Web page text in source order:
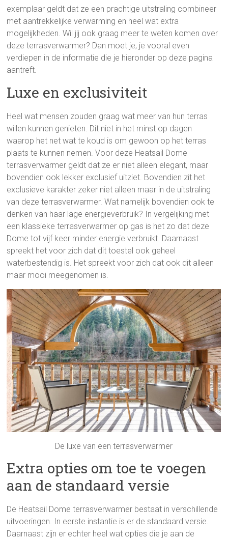
exemplaar geldt dat ze een prachtige uitstraling combineer
met aantrekkelijke verwarming en heel wat extra
mogelijkheden. Wil jij ook graag meer te weten komen over
deze terrasverwarmer? Dan moet je, je vooral even
verdiepen in de informatie die je hieronder op deze pagina
aantreft.
Luxe en exclusiviteit
Heel wat mensen zouden graag wat meer van hun terras
willen kunnen genieten. Dit niet in het minst op dagen
waarop het net wat te koud is om gewoon op het terras
plaats te kunnen nemen. Voor deze Heatsail Dome
terrasverwarmer geldt dat ze er niet alleen elegant, maar
bovendien ook lekker exclusief uitziet. Bovendien zit het
exclusieve karakter zeker niet alleen maar in de uitstraling
van deze terrasverwarmer. Wat namelijk bovendien ook te
denken van haar lage energieverbruik? In vergelijking met
een klassieke terrasverwarmer op gas is het zo dat deze
Dome tot vijf keer minder energie verbruikt. Daarnaast
spreekt het voor zich dat dit toestel ook geheel
waterbestendig is. Het spreekt voor zich dat ook dit alleen
maar mooi meegenomen is.
De luxe van een terrasverwarmer
Extra opties om toe te voegen
aan de standaard versie
De Heatsail Dome terrasverwarmer bestaat in verschillende
uitvoeringen. In eerste instantie is er de standaard versie.
Daarnaast zijn er echter heel wat opties die je aan de